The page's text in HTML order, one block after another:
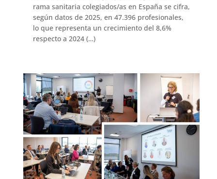
rama sanitaria colegiados/as en España se cifra,
según datos de 2025, en 47.396 profesionales,
lo que representa un crecimiento del 8,6%
respecto a 2024 (…)